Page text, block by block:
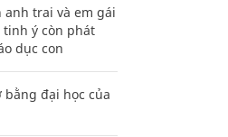
anh trai và em gái
ý còn phát
dục con
đại học của